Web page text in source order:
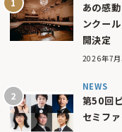
あの感
ンクー
開決定
2026年7
NEWS
第50回
セミフ